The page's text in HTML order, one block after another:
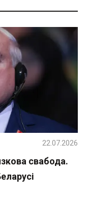
свабода.
22.07.2026